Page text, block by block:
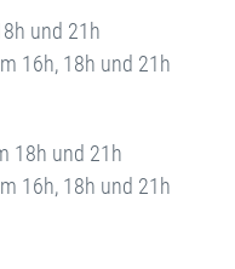
und 21h
16h, 18h und 21h
18h und 21h
16h, 18h und 21h